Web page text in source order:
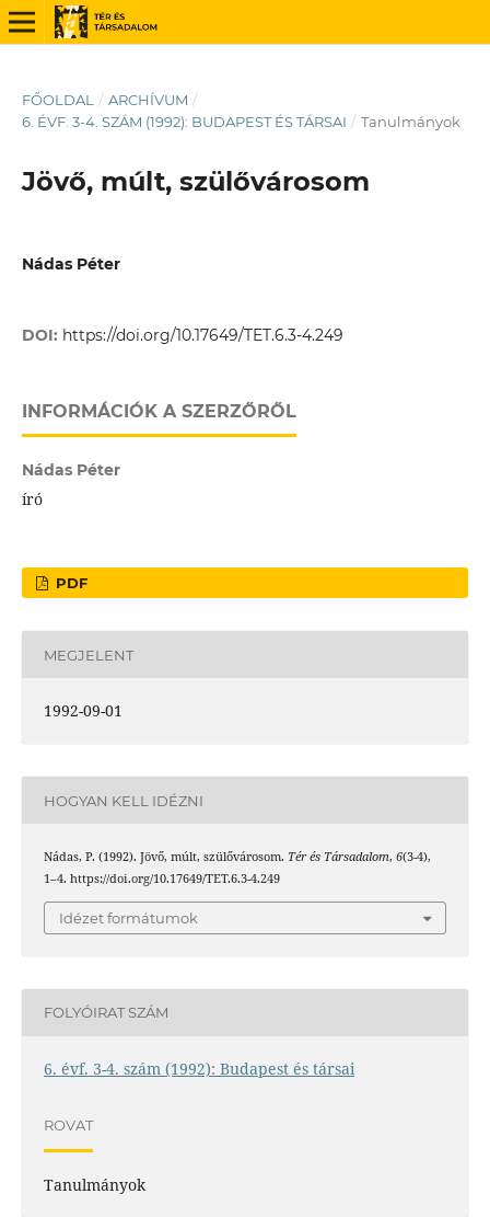
FŐOLDAL / ARCHÍVUM /
6. ÉVF. 3-4. SZÁM (1992): BUDAPEST ÉS TÁRSAI / Tanulmányok
Jövő, múlt, szülővárosom
Nádas Péter
DOI: https://doi.org/10.17649/TET.6.3-4.249
INFORMÁCIÓK A SZERZŐRŐL
Nádas Péter
író
PDF
MEGJELENT
1992-09-01
HOGYAN KELL IDÉZNI
Nádas, P. (1992). Jövő, múlt, szülővárosom. Tér és Társadalom, 6(3-4),
1–4. https://doi.org/10.17649/TET.6.3-4.249
Idézet formátumok
FOLYÓIRAT SZÁM
6. évf. 3-4. szám (1992): Budapest és társai
ROVAT
Tanulmányok